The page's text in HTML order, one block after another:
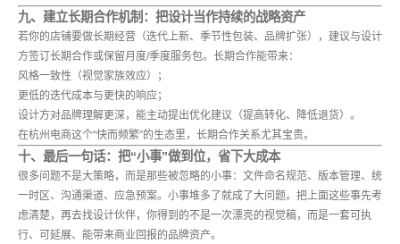
九、建立长期合作机制：把设计当作持续的战略资产
若你的店铺要做长期经营（迭代上新、季节性包装、品牌扩张），建议与设计
方签订长期合作或保留月度/季度服务包。长期合作能带来：
风格一致性（视觉家族效应）；
更低的迭代成本与更快的响应；
设计方对品牌理解更深，能主动提出优化建议（提高转化、降低退货）。
在杭州电商这个“快而频繁”的生态里，长期合作关系尤其宝贵。
十、最后一句话：把“小事”做到位，省下大成本
很多问题不是大策略，而是那些被忽略的小事：文件命名规范、版本管理、统
一时区、沟通渠道、应急预案。小事堆多了就成了大问题。把上面这些事先考
虑清楚，再去找设计伙伴，你得到的不是一次漂亮的视觉稿，而是一套可执
行、可延展、能带来商业回报的品牌资产。